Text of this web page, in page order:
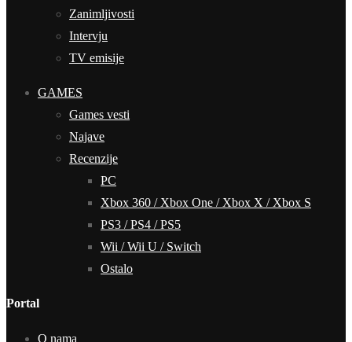
Zanimljivosti
Intervju
TV emisije
GAMES
Games vesti
Najave
Recenzije
PC
Xbox 360 / Xbox One / Xbox X / Xbox S
PS3 / PS4 / PS5
Wii / Wii U / Switch
Ostalo
Portal
O nama